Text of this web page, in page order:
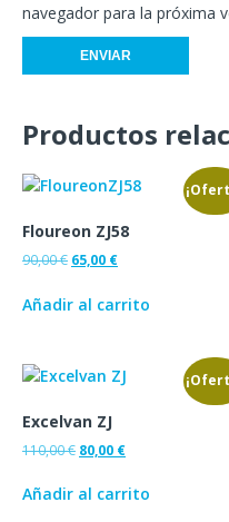
navegador para la próxima
Productos
Floureon ZJ58
90,00€ 65,00 €
Añadir al carrito
Excelvan ZJ
110,00€ 80,00 €
Añadir al carrito